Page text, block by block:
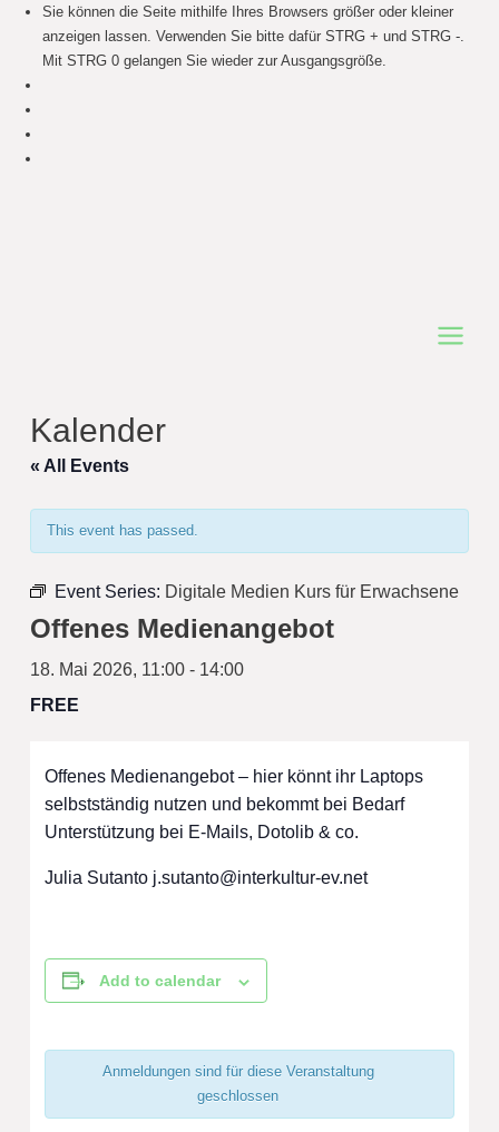
Sie können die Seite mithilfe Ihres Browsers größer oder kleiner
anzeigen lassen. Verwenden Sie bitte dafür STRG + und STRG -.
Mit STRG 0 gelangen Sie wieder zur Ausgangsgröße.
Main
Kalender
« All Events
This event has passed.
Event Series: Digitale Medien Kurs für Erwachsene
Offenes Medienangebot
18. Mai 2026, 11:00- 14:00
FREE
Offenes Medienangebot – hier könnt ihr Laptops
selbstständig nutzen und bekommt bei Bedarf
Unterstützung bei E-Mails, Dotolib & co.
Julia Sutanto j.sutanto@interkultur-ev.net
Add to calendar
Anmeldungen sind für diese Veranstaltung
geschlossen